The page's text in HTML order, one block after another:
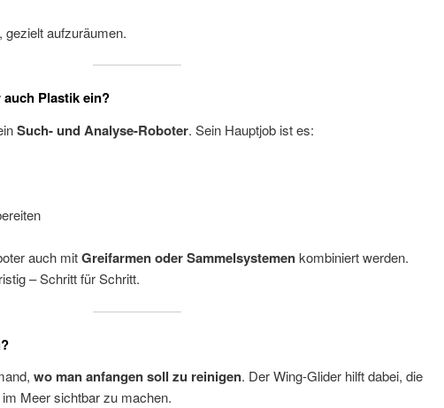
gezielt aufzuräumen.
Plastik ein?
Such- und Analyse-Roboter. Sein Hauptjob ist es:
auch mitGreifarmen oder Sammelsystemenkombiniert werden.
– Schritt für Schritt.
wo man anfangen soll zu reinigen. Der Wing-Glider hilft dabei, die
Meer sichtbar zu machen.